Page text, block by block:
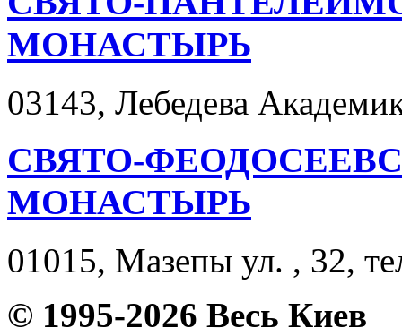
МОНАСТЫРЬ
03143, Лебедева
СВЯТО-
МОНАСТЫРЬ
01015, Мазепы ул. , 32,
© 1995-2026 Весь Киев